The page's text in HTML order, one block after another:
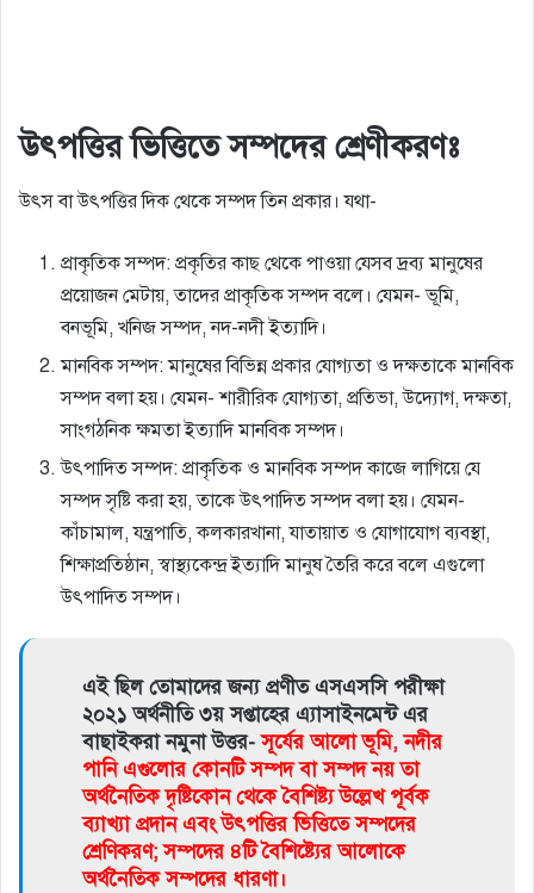
উৎপত্তির ভিত্তিতে সম্পদের শ্রেণীকরণঃ
উৎস বা উৎপত্তির দিক থেকে সম্পদ তিন প্রকার। যথা-
প্রাকৃতিক সম্পদ: প্রকৃতির কাছ থেকে পাওয়া যেসব দ্রব্য মানুষের
প্রয়োজন মেটায়, তাদের প্রাকৃতিক সম্পদ বলে। যেমন- ভূমি,
বনভূমি, খনিজ সম্পদ, নদ-নদী ইত্যাদি।
মানবিক সম্পদ: মানুষের বিভিন্ন প্রকার যোগ্যতা ও দক্ষতাকে মানবিক
সম্পদ বলা হয়। যেমন- শারীরিক যোগ্যতা, প্রতিভা, উদ্যোগ, দক্ষতা,
সাংগঠনিক ক্ষমতা ইত্যাদি মানবিক সম্পদ।
উৎপাদিত সম্পদ: প্রাকৃতিক ও মানবিক সম্পদ কাজে লাগিয়ে যে
সম্পদ সৃষ্টি করা হয়, তাকে উৎপাদিত সম্পদ বলা হয়। যেমন-
কাঁচামাল, যন্ত্রপাতি, কলকারখানা, যাতায়াত ও যোগাযোগ ব্যবস্থা,
শিক্ষাপ্রতিষ্ঠান, স্বাস্থ্যকেন্দ্র ইত্যাদি মানুষ তৈরি করে বলে এগুলো
উৎপাদিত সম্পদ।
এই ছিল তোমাদের জন্য প্রণীত এসএসসি পরীক্ষা
২০২১ অর্থনীতি ৩য় সপ্তাহের এ্যাসাইনমেন্ট এর
বাছাইকরা নমুনা উত্তর-সূর্যের আলাে ভূমি, নদীর
পানি এগুলাের কোনটি সম্পদ বা সম্পদ নয় তা
অর্থনৈতিক দৃষ্টিকোন থেকে বৈশিষ্ট্য উল্লেখ পূর্বক
ব্যাখ্যা প্রদান এবং উৎপত্তির ভিত্তিতে সম্পদের
শ্রেণিকরণ; সম্পদের ৪টি বৈশিষ্ট্যের আলােকে
অর্থনৈতিক সম্পদের ধারণা।